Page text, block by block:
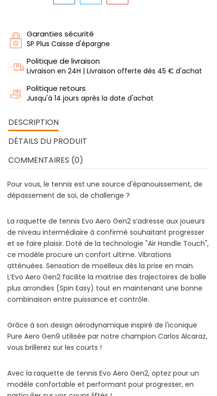
Garanties sécurité
SP Plus Caisse d'épargne
Politique de livraison
Livraison en 24H | Livraison offerte dès 45 € d'achat
Politique retours
Jusqu'à 14 jours après la date d'achat
DESCRIPTION
DÉTAILS DU PRODUIT
COMMENTAIRES (0)
Pour vous, le tennis est une source d'épanouissement, de
dépassement de soi, de challenge ?
La raquette de tennis Evo Aero Gen2 s’adresse aux joueurs
de niveau intermédiaire à confirmé souhaitant progresser
et se faire plaisir. Doté de la technologie "Air Handle Touch",
ce modèle procure un confort ultime. Vibrations
atténuées. Sensation de moelleux dès la prise en main.
L’Evo Aero Gen2 facilite la maitrise des trajectoires de balle
plus arrondies (Spin Easy) tout en maintenant une bonne
combinaison entre puissance et contrôle.
Grâce à son design aérodynamique inspiré de l'iconique
Pure Aero Gen9 utilisée par notre champion Carlos Alcaraz,
vous brillerez sur les courts !
Avec la raquette de tennis Evo Aero Gen2, optez pour un
modèle confortable et performant pour progresser, en